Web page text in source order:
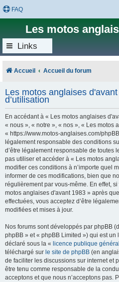
FAQ
Les motos
Links
Accueil Accueil du forum
Les motos anglaises
d’utilisation
En accédant à « Les motos anglaises
« nous », « notre », « nos », « Les motos
« https://www.motos-anglaises.com/
légalement responsable des conditions
d’être légalement responsable de toutes
pas utiliser et accéder à « Les motos
modifier ces conditions à n’importe quel
informer de ces modifications, bien que
régulièrement par vous-même. En effet,
motos anglaises d'avant 1983 » après
effectuées, vous acceptez d’être
modifiées et mises à jour.
Nos forums sont développés par phpBB
phpBB » et « phpBB Limited ») qui est
déclaré sous la « licence publique
téléchargé sur le site de phpBB (en
de faciliter les discussions sur internet et
être tenu comme responsable de la
acceptons et que nous n’acceptons pas.